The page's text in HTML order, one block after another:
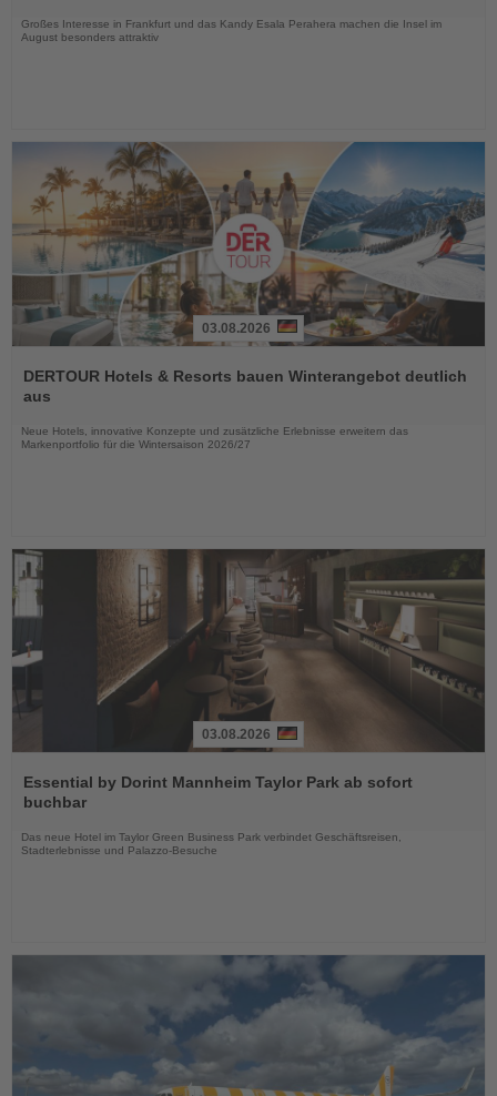
Großes Interesse in Frankfurt und das Kandy Esala Perahera machen die Insel im
August besonders attraktiv
Sie
die
03.08.2026
DERTOUR Hotels & Resorts bauen Winterangebot deutlich
aus
Neue Hotels, innovative Konzepte und zusätzliche Erlebnisse erweitern das
Markenportfolio für die Wintersaison 2026/27
Sie
die
03.08.2026
Essential by Dorint Mannheim Taylor Park ab sofort
buchbar
Das neue Hotel im Taylor Green Business Park verbindet Geschäftsreisen,
Stadterlebnisse und Palazzo-Besuche